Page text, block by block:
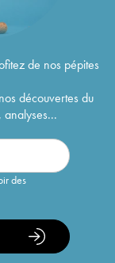
de nos pépites
découvertes du
analyses...
des